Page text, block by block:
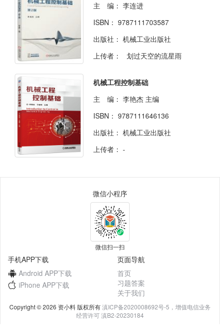
主 编： 李连进
ISBN： 9787111703587
出版社： 机械工业出版社
上传者：
划过天空的流星雨
机械工程控制基础
主 编： 李艳杰 主编
ISBN： 9787111646136
出版社： 机械工业出版社
上传者： -
微信小程序
微信扫一扫
手机APP下载
Android APP下载
iPhone APP下载
页面导航
首页
习题答案
关于我们
Copyright © 2026 资小料 版权所有滇ICP备2020008692号-5，增值电信业务
经营许可 滇B2-20230184